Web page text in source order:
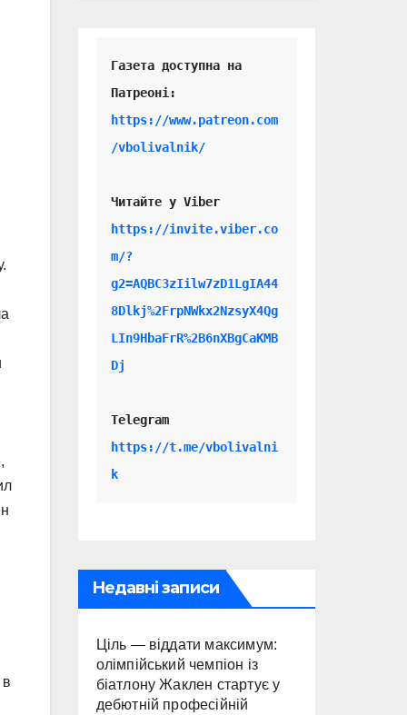
Газета доступна на
https://www.patreon.com
/vbolivalnik/
Читайте у Viber
https://invite.viber.co
m/?
g2=AQBC3zIilw7zD1LgIA44
8Dlkj%2FrpNWkx2NzsyX4Qg
LIn9HbaFrR%2B6nXBgCaKMB
Dj
Telegram
https://t.me/vbolivalni
k
Недавні записи
Ціль — віддати максимум:
олімпійський чемпіон із
біатлону Жаклен стартує у
дебютній професійній